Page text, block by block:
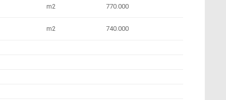
m2 770.000
m2 740.000